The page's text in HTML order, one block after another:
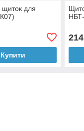
щиток для
Купити
214